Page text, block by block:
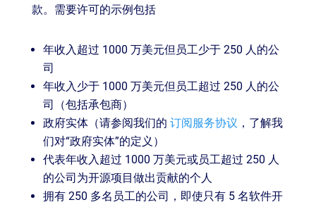
款。需要许可的示例包括
年收入超过 1000 万美元但员工少于 250 人的公
司
年收入少于 1000 万美元但员工超过 250 人的公
司（包括承包商）
政府实体（请参阅我们的 订阅服务协议 ，了解我
们对“政府实体”的定义）
代表年收入超过 1000 万美元或员工超过 250 人
的公司为开源项目做出贡献的个人
拥有 250 多名员工的公司，即使只有 5 名软件开